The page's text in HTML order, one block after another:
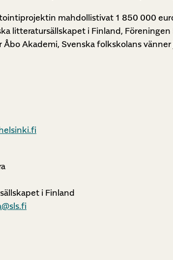
mahdollistivat 1 850 000
litteratursällskapet i Finland,
Akademi, Svenska folkskolans
i Finland